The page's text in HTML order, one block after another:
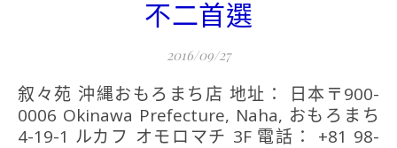
不二首選
2016/09/27
叙々苑 沖縄おもろまち店 地址： 日本〒900-
0006 Okinawa Prefecture, Naha, おもろまち
4-19-1 ルカフ オモロマチ 3F 電話： +81 98-